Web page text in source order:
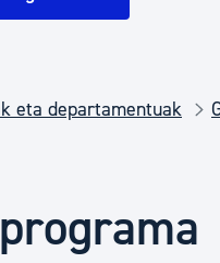
Gune
Euskara
eta departamentuak